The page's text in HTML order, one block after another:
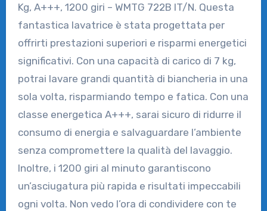
Kg, A+++, 1200 giri – WMTG 722B IT/N. Questa
fantastica lavatrice è stata progettata per
offrirti prestazioni superiori e risparmi energetici
significativi. Con una capacità di carico di 7 kg,
potrai lavare grandi quantità di biancheria in una
sola volta, risparmiando tempo e fatica. Con una
classe energetica A+++, sarai sicuro di ridurre il
consumo di energia e salvaguardare l’ambiente
senza compromettere la qualità del lavaggio.
Inoltre, i 1200 giri al minuto garantiscono
un’asciugatura più rapida e risultati impeccabili
ogni volta. Non vedo l’ora di condividere con te